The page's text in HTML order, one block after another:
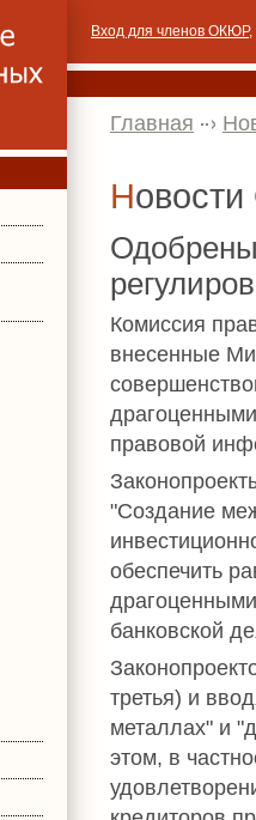
Вход для членов ОКЮР,
Главная
Комиссия
внесенные
правовой
"Создание
обеспечить
банковской
третья) и
металлах" и
этом, в